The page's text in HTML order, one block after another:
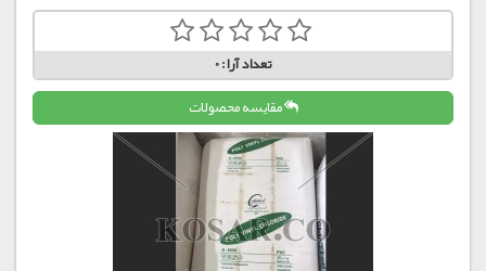
تعداد آرا:0
مقایسه محصولات